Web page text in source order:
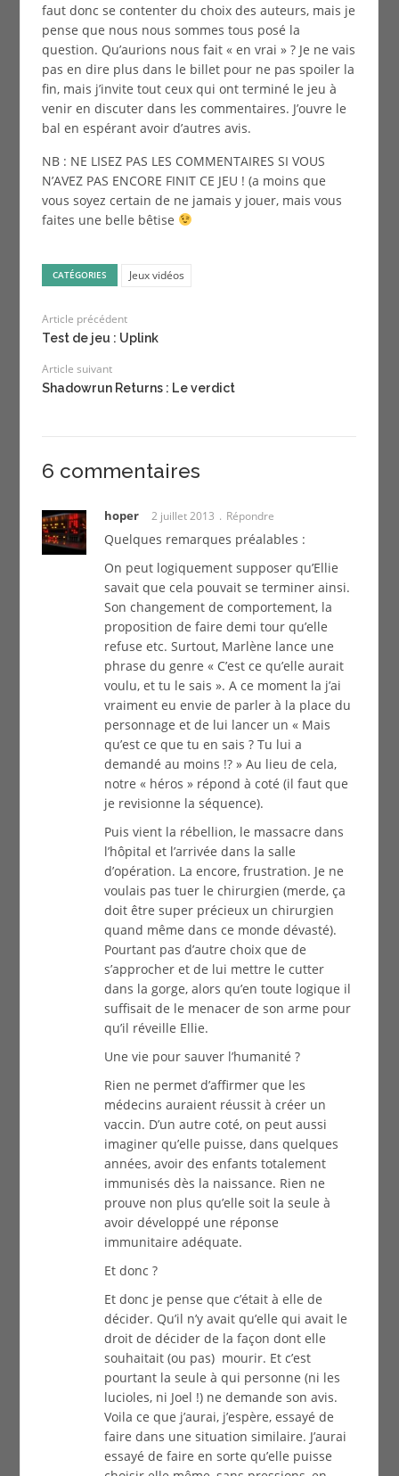
faut donc se contenter du choix des auteurs, mais je
pense que nous nous sommes tous posé la
question. Qu’aurions nous fait « en vrai » ? Je ne vais
pas en dire plus dans le billet pour ne pas spoiler la
fin, mais j’invite tout ceux qui ont terminé le jeu à
venir en discuter dans les commentaires. J’ouvre le
bal en espérant avoir d’autres avis.
NB : NE LISEZ PAS LES COMMENTAIRES SI VOUS
N’AVEZ PAS ENCORE FINIT CE JEU ! (a moins que
vous soyez certain de ne jamais y jouer, mais vous
faites une belle bêtise
CATÉGORIES Jeux vidéos
Article précédent
Test de jeu : Uplink
Article suivant
Shadowrun Returns : Le verdict
6 commentaires
hoper 2 juillet 2013 Répondre
Quelques remarques préalables :
On peut logiquement supposer qu’Ellie
savait que cela pouvait se terminer ainsi.
Son changement de comportement, la
proposition de faire demi tour qu’elle
refuse etc. Surtout, Marlène lance une
phrase du genre « C’est ce qu’elle aurait
voulu, et tu le sais ». A ce moment la j’ai
vraiment eu envie de parler à la place du
personnage et de lui lancer un « Mais
qu’est ce que tu en sais ? Tu lui a
demandé au moins !? » Au lieu de cela,
notre « héros » répond à coté (il faut que
je revisionne la séquence).
Puis vient la rébellion, le massacre dans
l’hôpital et l’arrivée dans la salle
d’opération. La encore, frustration. Je ne
voulais pas tuer le chirurgien (merde, ça
doit être super précieux un chirurgien
quand même dans ce monde dévasté).
Pourtant pas d’autre choix que de
s’approcher et de lui mettre le cutter
dans la gorge, alors qu’en toute logique il
suffisait de le menacer de son arme pour
qu’il réveille Ellie.
Une vie pour sauver l’humanité ?
Rien ne permet d’affirmer que les
médecins auraient réussit à créer un
vaccin. D’un autre coté, on peut aussi
imaginer qu’elle puisse, dans quelques
années, avoir des enfants totalement
immunisés dès la naissance. Rien ne
prouve non plus qu’elle soit la seule à
avoir développé une réponse
immunitaire adéquate.
Et donc ?
Et donc je pense que c’était à elle de
décider. Qu’il n’y avait qu’elle qui avait le
droit de décider de la façon dont elle
souhaitait (ou pas) mourir. Et c’est
pourtant la seule à qui personne (ni les
lucioles, ni Joel !) ne demande son avis.
Voila ce que j’aurai, j’espère, essayé de
faire dans une situation similaire. J’aurai
essayé de faire en sorte qu’elle puisse